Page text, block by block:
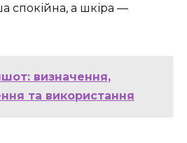
спокійна, а шкіра —
визначення,
та використання